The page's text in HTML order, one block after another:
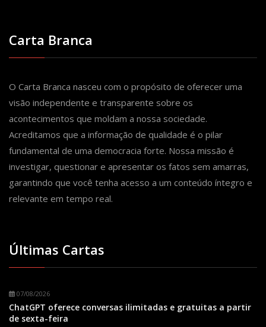
Carta Branca
O Carta Branca nasceu com o propósito de oferecer uma
visão independente e transparente sobre os
acontecimentos que moldam a nossa sociedade.
Acreditamos que a informação de qualidade é o pilar
fundamental de uma democracia forte. Nossa missão é
investigar, questionar e apresentar os fatos sem amarras,
garantindo que você tenha acesso a um conteúdo íntegro e
relevante em tempo real.
Últimas Cartas
07/08/2026
ChatGPT oferece conversas ilimitadas e gratuitas a partir
de sexta-feira